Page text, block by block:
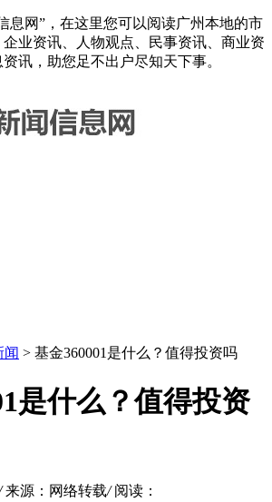
息网”，在这里您可以阅读广州本地的市
业资讯、人物观点、民事资讯、商业资
讯，助您足不出户尽知天下事。
闻 > 基金360001是什么？值得投资吗
是什么？值得投资
来源：网络转载/ 阅读：